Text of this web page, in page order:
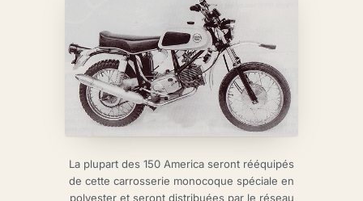
La plupart des 150 America seront rééquipés
de cette carrosserie monocoque spéciale en
polyester et seront distribuées par le réseau